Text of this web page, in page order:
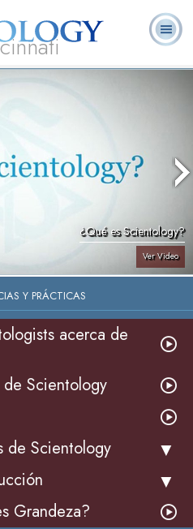
¿Qué es Scientology?
Ver Video
Y PRÁCTICAS
acerca de
Scientology
de Scientology
Grandeza?